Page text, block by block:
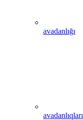
avadanlığı
avadanlıqları